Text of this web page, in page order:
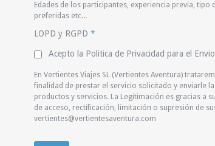
Edades de los participantes, experiencia previa,
preferidas etc...
LOPD y RGPD *
Acepto la Politica de Privacidad para el
En Vertientes Viajes SL (Vertientes Aventura)
finalidad de prestar el servicio solicitado y enviarle
productos y servicios. La Legitimación es gracias a
de acceso, rectificación, limitación o supresión de
vertientes@vertientesaventura.com